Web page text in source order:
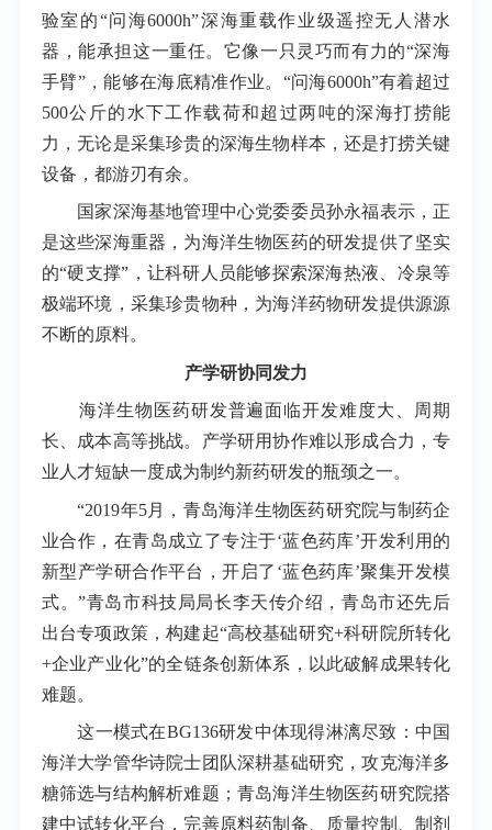
验室的“问海6000h”深海重载作业级遥控无人潜水
器，能承担这一重任。它像一只灵巧而有力的“深海
手臂”，能够在海底精准作业。“问海6000h”有着超过
500公斤的水下工作载荷和超过两吨的深海打捞能
力，无论是采集珍贵的深海生物样本，还是打捞关键
设备，都游刃有余。
国家深海基地管理中心党委委员孙永福表示，正
是这些深海重器，为海洋生物医药的研发提供了坚实
的“硬支撑”，让科研人员能够探索深海热液、冷泉等
极端环境，采集珍贵物种，为海洋药物研发提供源源
不断的原料。
产学研协同发力
海洋生物医药研发普遍面临开发难度大、周期
长、成本高等挑战。产学研用协作难以形成合力，专
业人才短缺一度成为制约新药研发的瓶颈之一。
“2019年5月，青岛海洋生物医药研究院与制药企
业合作，在青岛成立了专注于‘蓝色药库’开发利用的
新型产学研合作平台，开启了‘蓝色药库’聚集开发模
式。”青岛市科技局局长李天传介绍，青岛市还先后
出台专项政策，构建起“高校基础研究+科研院所转化
+企业产业化”的全链条创新体系，以此破解成果转化
难题。
这一模式在BG136研发中体现得淋漓尽致：中国
海洋大学管华诗院士团队深耕基础研究，攻克海洋多
糖筛选与结构解析难题；青岛海洋生物医药研究院搭
建中试转化平台，完善原料药制备、质量控制、制剂